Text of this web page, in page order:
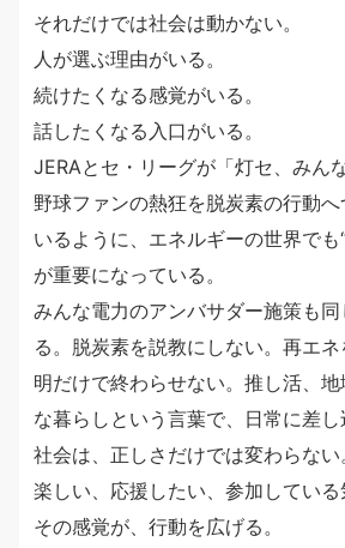
それだけでは社会は動かない。
人が選ぶ理由がいる。
続けたくなる感覚がいる。
話したくなる入口がいる。
JERAとセ・リーグが「灯セ、みん
野球ファンの熱狂を脱炭素の行動
いるように、エネルギーの世界でも
が重要になっている。
みんな電力のアンバサダー施策も
る。脱炭素を説教にしない。再エ
明だけで終わらせない。推し活、
な暮らしという言葉で、日常に差し
社会は、正しさだけでは変わらない
楽しい、応援したい、参加している
その感覚が、行動を広げる。